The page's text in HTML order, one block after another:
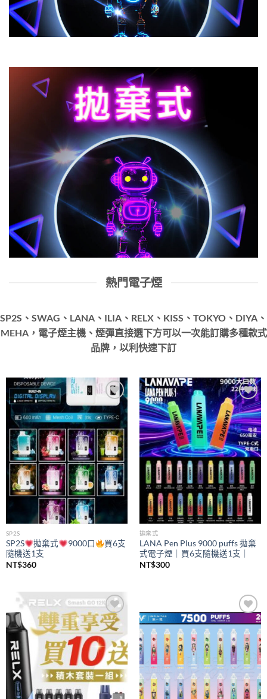
熱門電子煙
SP2S、SWAG、LANA、ILIA、RELX、KISS、TOKYO、DIYA、
MEHA，電子煙主機、煙彈直接選下方可以一次能訂購多種款式
品牌，以利快速下訂
Add to
wishlist
SP2S
SP2S 拋棄式 9000口
買6支
隨機送1支
NT$360
Add to
wishlist
拋棄式
LANA Pen Plus 9000 puffs 拋棄
式電子煙｜買6支隨機送1支｜
NT$300
Add to
wishlist
Add to
wishlist